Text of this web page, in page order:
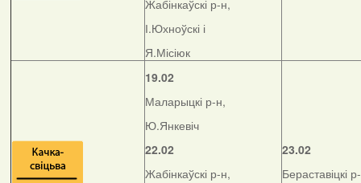
Жабінкаўскі р-н,
І.Юхноўскі і
Я.Місіюк
19.02
Маларыцкі р-н,
Ю.Янкевіч
22.02
Жабінкаўскі р-н,
23.02
Бераставіцкі